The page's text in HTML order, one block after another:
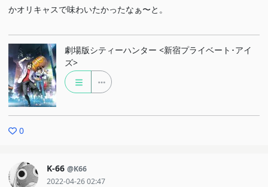
かオリキャスで味わいたかったなぁ〜と。
劇場版シティーハンター <新宿プライベート･アイ
ズ>
0
K-66 @K66
2022-04-26 02:47